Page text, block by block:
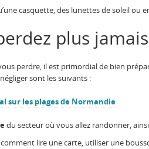
casquette, des lunettes de soleil ou
plus
perdre, il est primordial de bien
sont les suivants :
sur les plages de Normandie
du secteur où vous allez randonner,
lire une carte, utiliser une